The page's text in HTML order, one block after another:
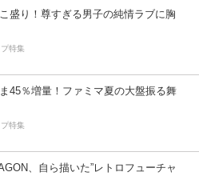
盛り！尊すぎる男子の純情ラブに胸
特集
45％増量！ファミマ夏の大盤振る舞
特集
、自ら描いた”レトロフューチャ